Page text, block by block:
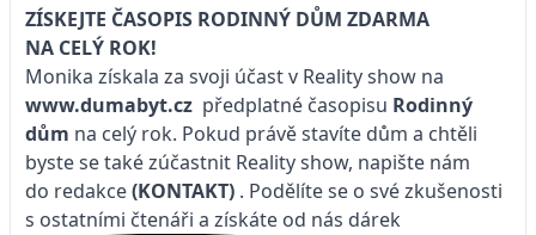
ZÍSKEJTE ČASOPIS RODINNÝ DŮM ZDARMA
NA CELÝ ROK!
Monika získala za svoji účast v Reality show na
www.dumabyt.cz předplatné časopisu Rodinný
dům na celý rok. Pokud právě stavíte dům a chtěli
byste se také zúčastnit Reality show, napište nám
do redakce(KONTAKT) . Podělíte se o své zkušenosti
s ostatními čtenáři a získáte od nás dárek